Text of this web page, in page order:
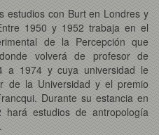
estudios con Burt en Londres y
1950 y 1952 trabaja en el
de la Percepción que
volverá de profesor de
a 1974 y cuya universidad le
de la Universidad y el premio
Durante su estancia en
estudios de antropología